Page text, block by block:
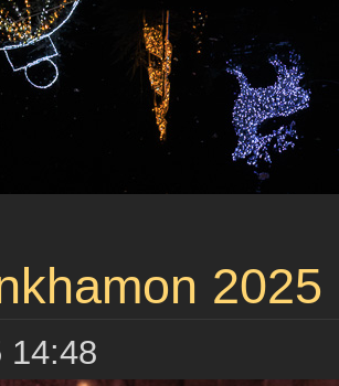
2025
14:48